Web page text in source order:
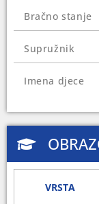
još godinu i
Zbog
Bračno stanje
Supružnik
Imena djece
VRSTA